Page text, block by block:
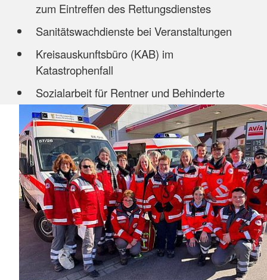
zum Eintreffen des Rettungsdienstes
Sanitätswachdienste bei Veranstaltungen
Kreisauskunftsbüro (KAB) im
Katastrophenfall
Sozialarbeit für Rentner und Behinderte